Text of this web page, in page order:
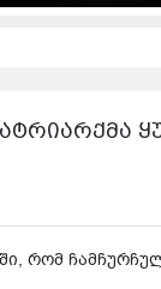
რომ